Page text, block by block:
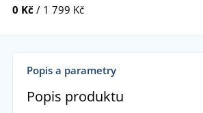
0 Kč / 1 799 Kč
Popis a parametry
Popis produktu